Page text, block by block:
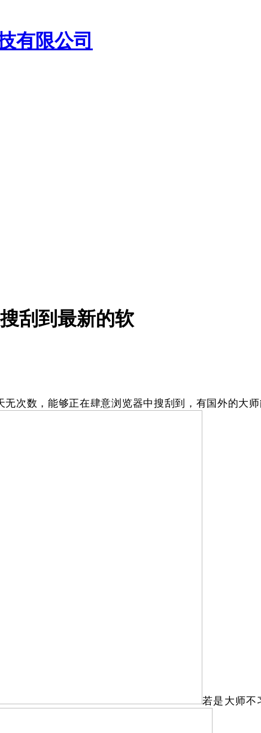
刮到最新的软
数，能够正在肆意浏览器中搜刮到，有国外的大
若是大师不